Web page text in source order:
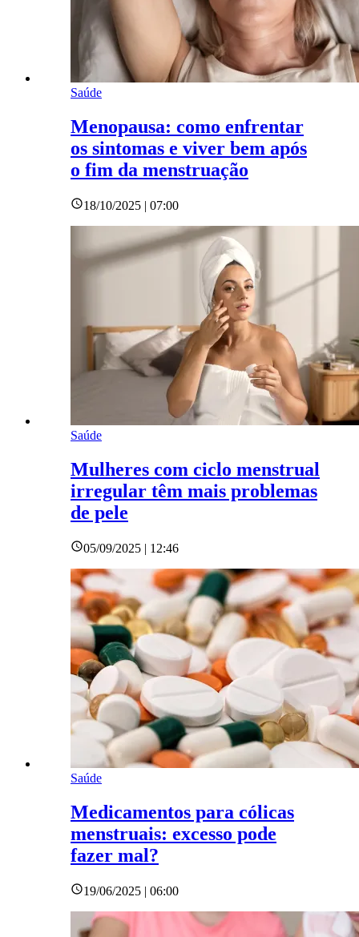
Saúde
Menopausa: como enfrentar
os sintomas e viver bem após
o fim da menstruação
18/10/2025 | 07:00
Saúde
Mulheres com ciclo menstrual
irregular têm mais problemas
de pele
05/09/2025 | 12:46
Saúde
Medicamentos para cólicas
menstruais: excesso pode
fazer mal?
19/06/2025 | 06:00